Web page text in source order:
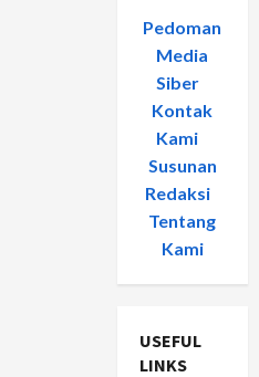
Pedoman
Media
Siber-
Kontak
Kami
Susunan
Redaksi-
Tentang
Kami
USEFUL
LINKS